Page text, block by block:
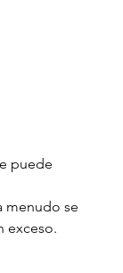
menudo se
exceso.